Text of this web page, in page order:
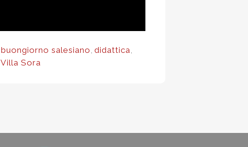
buongiorno salesiano , didattica,
Villa Sora